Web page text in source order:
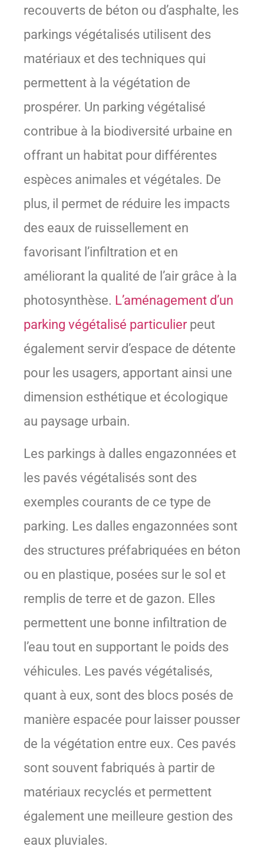
recouverts de béton ou d’asphalte, les
parkings végétalisés utilisent des
matériaux et des techniques qui
permettent à la végétation de
prospérer. Un parking végétalisé
contribue à la biodiversité urbaine en
offrant un habitat pour différentes
espèces animales et végétales. De
plus, il permet de réduire les impacts
des eaux de ruissellement en
favorisant l’infiltration et en
améliorant la qualité de l’air grâce à la
photosynthèse. L’aménagement d’un
parking végétalisé particulierpeut
également servir d’espace de détente
pour les usagers, apportant ainsi une
dimension esthétique et écologique
au paysage urbain.
Les parkings à dalles engazonnées et
les pavés végétalisés sont des
exemples courants de ce type de
parking. Les dalles engazonnées sont
des structures préfabriquées en béton
ou en plastique, posées sur le sol et
remplis de terre et de gazon. Elles
permettent une bonne infiltration de
l’eau tout en supportant le poids des
véhicules. Les pavés végétalisés,
quant à eux, sont des blocs posés de
manière espacée pour laisser pousser
de la végétation entre eux. Ces pavés
sont souvent fabriqués à partir de
matériaux recyclés et permettent
également une meilleure gestion des
eaux pluviales.